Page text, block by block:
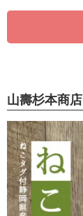
山壽杉本商店